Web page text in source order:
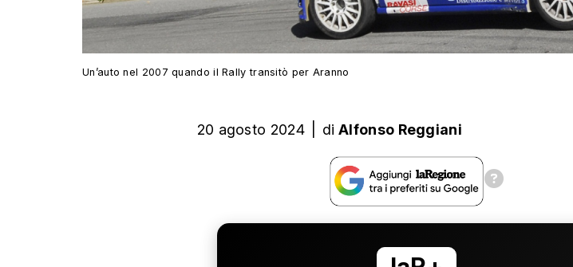
Un’auto nel 2007 quando il Rally transitò per Aranno
20 agosto 2024 di Alfonso Reggiani